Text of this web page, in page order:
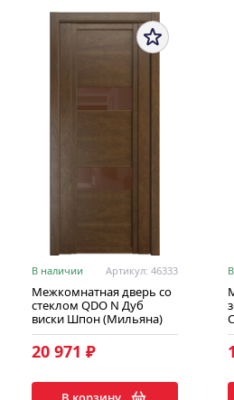
В наличии Артикул: 46333
Межкомнатная дверь со
стеклом QDO N Дуб
виски Шпон (Мильяна)
20 971 ₽